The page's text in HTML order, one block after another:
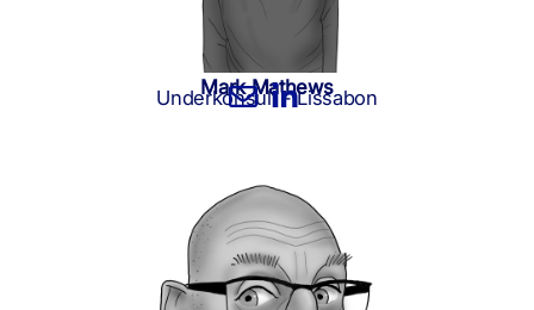
Mark Mathews
Underkonsult - Lissabon